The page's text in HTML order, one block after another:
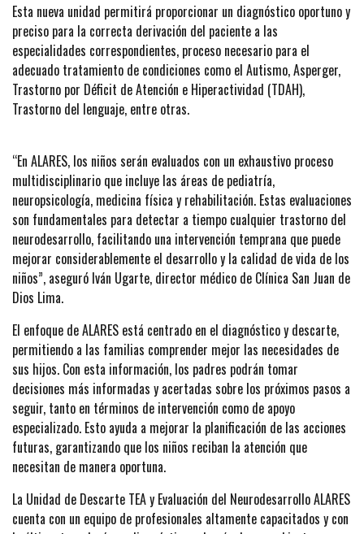
Esta nueva unidad permitirá proporcionar un diagnóstico oportuno y
preciso para la correcta derivación del paciente a las
especialidades correspondientes, proceso necesario para el
adecuado tratamiento de condiciones como el Autismo, Asperger,
Trastorno por Déficit de Atención e Hiperactividad (TDAH),
Trastorno del lenguaje, entre otras.
“En ALARES, los niños serán evaluados con un exhaustivo proceso
multidisciplinario que incluye las áreas de pediatría,
neuropsicología, medicina física y rehabilitación. Estas evaluaciones
son fundamentales para detectar a tiempo cualquier trastorno del
neurodesarrollo, facilitando una intervención temprana que puede
mejorar considerablemente el desarrollo y la calidad de vida de los
niños”, aseguró Iván Ugarte, director médico de Clínica San Juan de
Dios Lima.
El enfoque de ALARES está centrado en el diagnóstico y descarte,
permitiendo a las familias comprender mejor las necesidades de
sus hijos. Con esta información, los padres podrán tomar
decisiones más informadas y acertadas sobre los próximos pasos a
seguir, tanto en términos de intervención como de apoyo
especializado. Esto ayuda a mejorar la planificación de las acciones
futuras, garantizando que los niños reciban la atención que
necesitan de manera oportuna.
La Unidad de Descarte TEA y Evaluación del Neurodesarrollo ALARES
cuenta con un equipo de profesionales altamente capacitados y con